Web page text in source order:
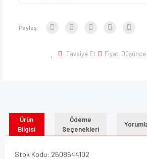
Paylaş:
Tavsiye Et Fiyatı
Ürün
Bilgisi
Ödeme
Seçenekleri
Stok Kodu: 2608644102